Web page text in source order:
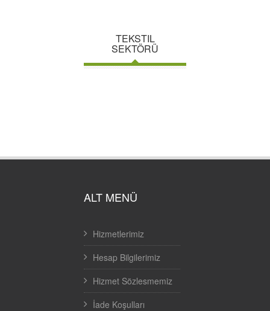
TEKSTIL
SEKTÖRÜ
ALT MENÜ
Hizmetlerimiz
Hesap Bilgilerimiz
Hizmet Sözlesmemiz
İade Koşulları